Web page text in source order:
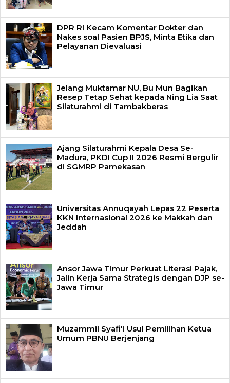
DPR RI Kecam Komentar Dokter dan
Nakes soal Pasien BPJS, Minta Etika dan
Pelayanan Dievaluasi
Jelang Muktamar NU, Bu Mun Bagikan
Resep Tetap Sehat kepada Ning Lia Saat
Silaturahmi di Tambakberas
Ajang Silaturahmi Kepala Desa Se-
Madura, PKDI Cup II 2026 Resmi Bergulir
di SGMRP Pamekasan
Universitas Annuqayah Lepas 22 Peserta
KKN Internasional 2026 ke Makkah dan
Jeddah
Ansor Jawa Timur Perkuat Literasi Pajak,
Jalin Kerja Sama Strategis dengan DJP se-
Jawa Timur
Muzammil Syafi'i Usul Pemilihan Ketua
Umum PBNU Berjenjang